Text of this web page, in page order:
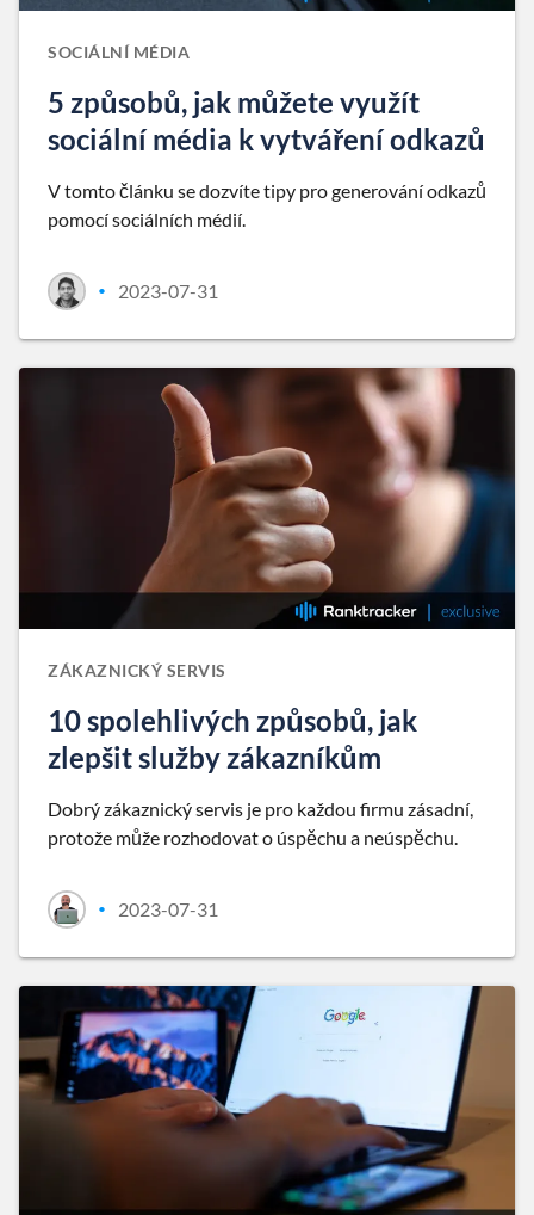
SOCIÁLNÍ MÉDIA
5 způsobů, jak můžete využít
sociální média k vytváření odkazů
V tomto článku se dozvíte tipy pro generování odkazů
pomocí sociálních médií.
• 2023-07-31
ZÁKAZNICKÝ SERVIS
10 spolehlivých způsobů, jak
zlepšit služby zákazníkům
Dobrý zákaznický servis je pro každou firmu zásadní,
protože může rozhodovat o úspěchu a neúspěchu.
• 2023-07-31